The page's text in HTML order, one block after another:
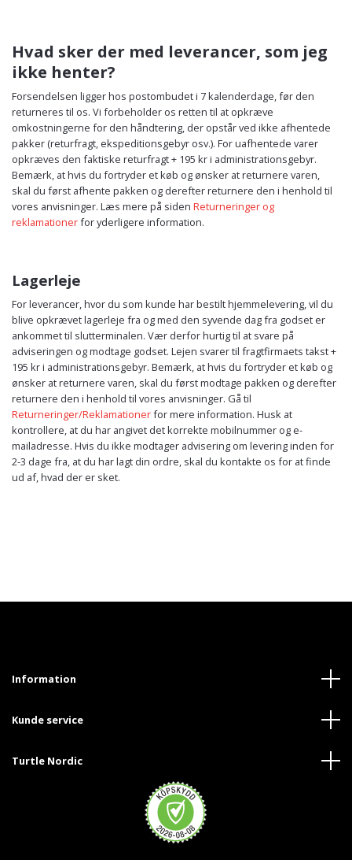
Hvad sker der med leverancer, som jeg
ikke henter?
Forsendelsen ligger hos postombudet i 7 kalenderdage, før den
returneres til os. Vi forbeholder os retten til at opkræve
omkostningerne for den håndtering, der opstår ved ikke afhentede
pakker (returfragt, ekspeditionsgebyr osv.). For uafhentede varer
opkræves den faktiske returfragt + 195 kr i administrationsgebyr.
Bemærk, at hvis du fortryder et køb og ønsker at returnere varen,
skal du først afhente pakken og derefter returnere den i henhold til
vores anvisninger. Læs mere på siden Returneringer og
reklamationerfor yderligere information.
Lagerleje
For leverancer, hvor du som kunde har bestilt hjemmelevering, vil du
blive opkrævet lagerleje fra og med den syvende dag fra godset er
ankommet til slutterminalen. Vær derfor hurtig til at svare på
adviseringen og modtage godset. Lejen svarer til fragtfirmaets takst +
195 kr i administrationsgebyr. Bemærk, at hvis du fortryder et køb og
ønsker at returnere varen, skal du først modtage pakken og derefter
returnere den i henhold til vores anvisninger. Gå til
Returneringer/Reklamationerfor mere information. Husk at
kontrollere, at du har angivet det korrekte mobilnummer og e-
mailadresse. Hvis du ikke modtager advisering om levering inden for
2-3 dage fra, at du har lagt din ordre, skal du kontakte os for at finde
ud af, hvad der er sket.
Information
Kunde service
Turtle Nordic